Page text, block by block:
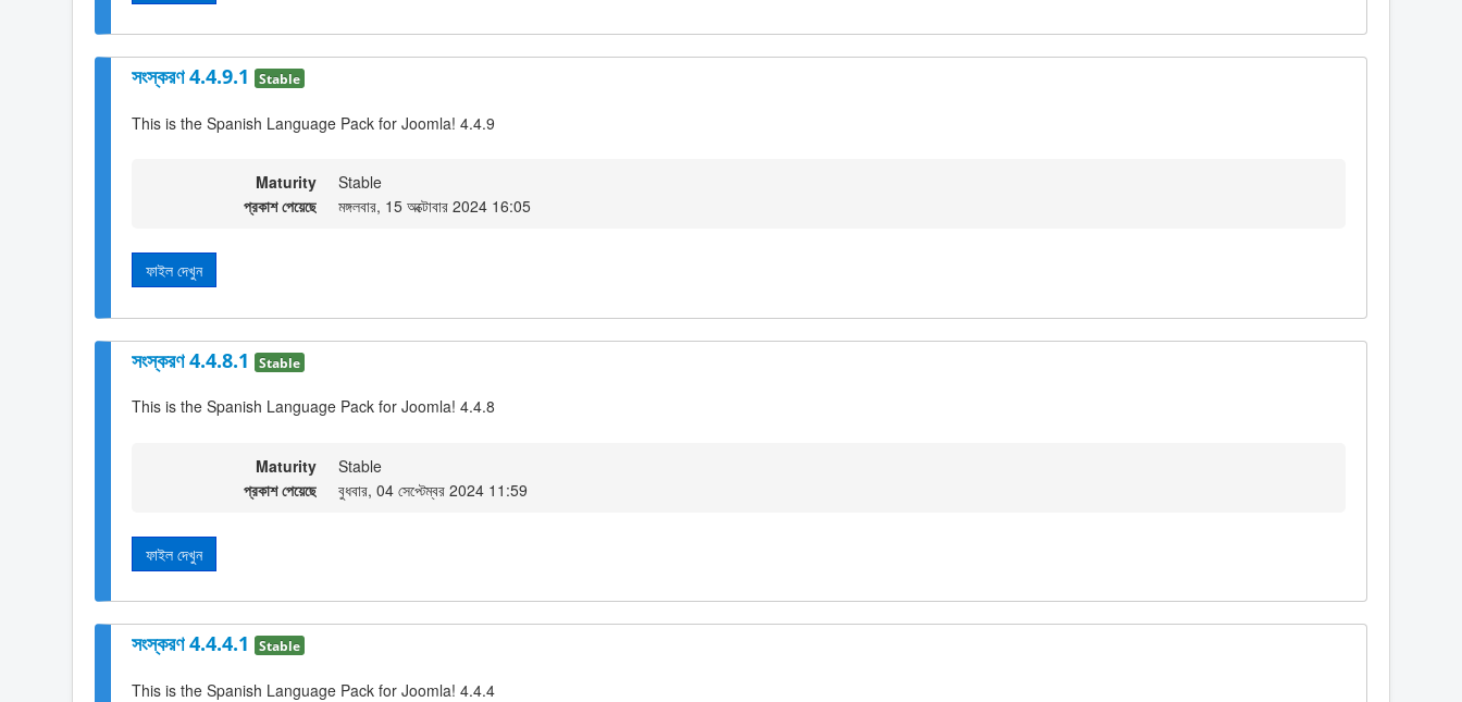
সংস্করণ 4.4.9.1 Stable
This is the Spanish Language Pack for Joomla! 4.4.9
Maturity
Stable
প্রকাশ পেয়েছে
মঙ্গলবার, 15 অক্টোবার 2024 16:05
ফাইল দেখুন
সংস্করণ 4.4.8.1 Stable
This is the Spanish Language Pack for Joomla! 4.4.8
Maturity
Stable
প্রকাশ পেয়েছে
বুধবার, 04 সেপ্টেম্বর 2024 11:59
ফাইল দেখুন
সংস্করণ 4.4.4.1 Stable
This is the Spanish Language Pack for Joomla! 4.4.4